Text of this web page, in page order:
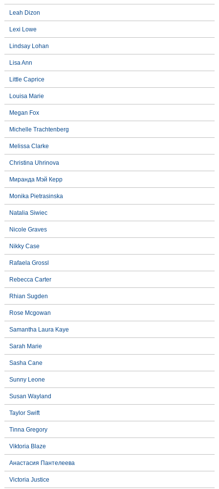
Leah Dizon
Lexi Lowe
Lindsay Lohan
Lisa Ann
Little Caprice
Louisa Marie
Megan Fox
Michelle Trachtenberg
Melissa Clarke
Christina Uhrinova
Миранда Мэй Керр
Monika Pietrasinska
Natalia Siwiec
Nicole Graves
Nikky Case
Rafaela Grossl
Rebecca Carter
Rhian Sugden
Rose Mcgowan
Samantha Laura Kaye
Sarah Marie
Sasha Cane
Sunny Leone
Susan Wayland
Taylor Swift
Tinna Gregory
Viktoria Blaze
Анастасия Пантелеева
Victoria Justice